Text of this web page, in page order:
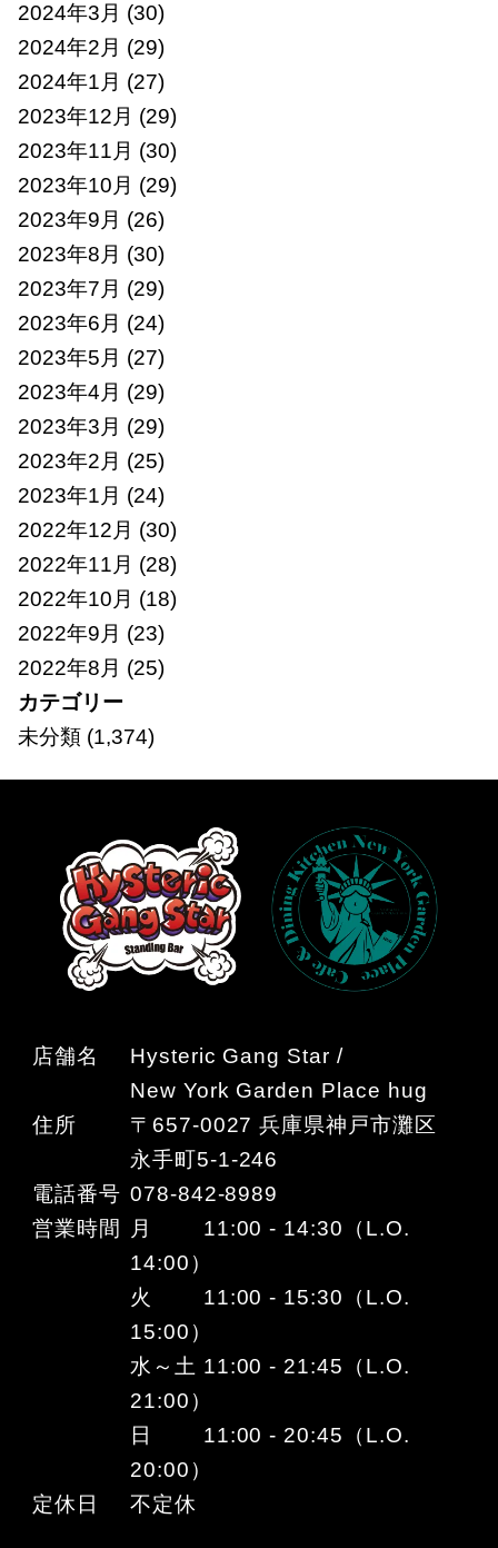
2024年3月 (30)
2024年2月 (29)
2024年1月 (27)
2023年12月 (29)
2023年11月 (30)
2023年10月 (29)
2023年9月 (26)
2023年8月 (30)
2023年7月 (29)
2023年6月 (24)
2023年5月 (27)
2023年4月 (29)
2023年3月 (29)
2023年2月 (25)
2023年1月 (24)
2022年12月 (30)
2022年11月 (28)
2022年10月 (18)
2022年9月 (23)
2022年8月 (25)
カテゴリー
未分類(1,374)
店舗名
Hysteric Gang Star /
New York Garden Place hug
住所
〒657-0027 兵庫県神戸市灘区
永手町5-1-246
電話番号 078-842-8989
営業時間
月 11:00 - 14:30（L.O.
14:00）
火 11:00 - 15:30（L.O.
15:00）
水～土 11:00 - 21:45（L.O.
21:00）
日 11:00 - 20:45（L.O.
20:00）
定休日
不定休